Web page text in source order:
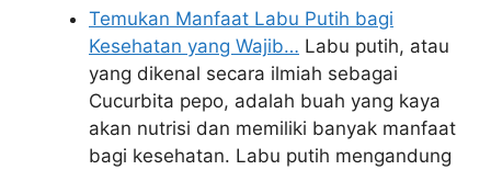
Temukan Manfaat Labu Putih bagi
Kesehatan yang Wajib… Labu putih, atau
yang dikenal secara ilmiah sebagai
Cucurbita pepo, adalah buah yang kaya
akan nutrisi dan memiliki banyak manfaat
bagi kesehatan. Labu putih mengandung